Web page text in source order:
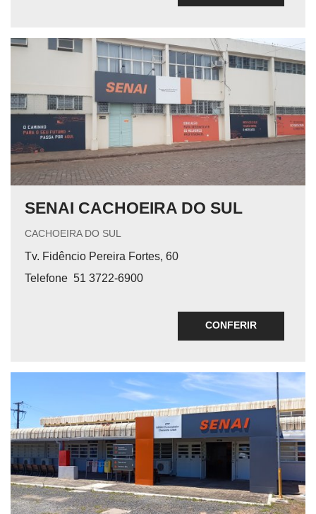
SENAI CACHOEIRA DO SUL
CACHOEIRA DO SUL
Tv. Fidêncio Pereira Fortes, 60
Telefone 51 3722-6900
CONFERIR